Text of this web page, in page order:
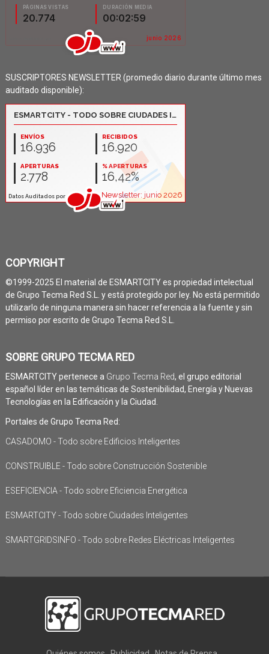
SUSCRIPTORES NEWSLETTER (promedio diario durante último mes
auditado disponible):
COPYRIGHT
©1999-2025 El material de ESMARTCITY es propiedad intelectual
de Grupo Tecma Red S.L. y está protegido por ley. No está permitido
utilizarlo de ninguna manera sin hacer referencia a la fuente y sin
permiso por escrito de Grupo Tecma Red S.L.
SOBRE GRUPO TECMA RED
ESMARTCITY pertenece a Grupo Tecma Red, el grupo editorial
español líder en las temáticas de Sostenibilidad, Energía y Nuevas
Tecnologías en la Edificación y la Ciudad.
Portales de Grupo Tecma Red:
CASADOMO - Todo sobre Edificios Inteligentes
CONSTRUIBLE - Todo sobre Construcción Sostenible
ESEFICIENCIA - Todo sobre Eficiencia Energética
ESMARTCITY - Todo sobre Ciudades Inteligentes
SMARTGRIDSINFO - Todo sobre Redes Eléctricas Inteligentes